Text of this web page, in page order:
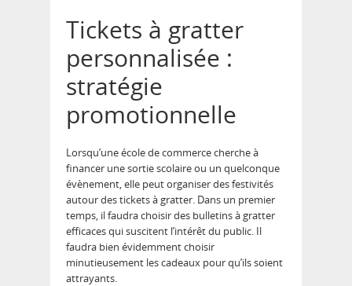
Tickets à gratter
personnalisée :
stratégie
promotionnelle
Lorsqu’une école de commerce cherche à
financer une sortie scolaire ou un quelconque
évènement, elle peut organiser des festivités
autour des tickets à gratter. Dans un premier
temps, il faudra choisir des bulletins à gratter
efficaces qui suscitent l’intérêt du public. Il
faudra bien évidemment choisir
minutieusement les cadeaux pour qu’ils soient
attrayants.